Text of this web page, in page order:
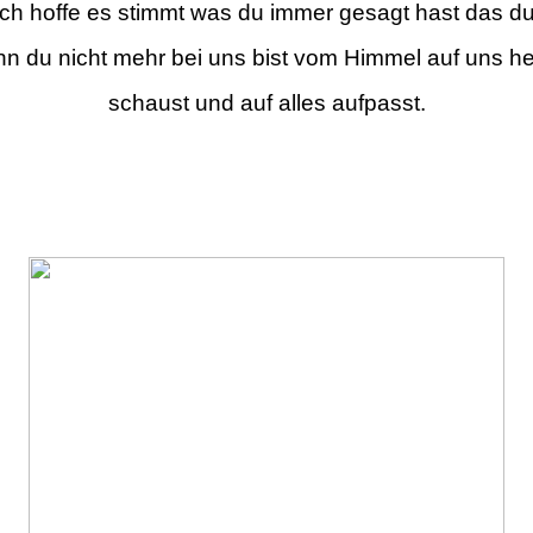
hoffe es stimmt was du immer gesagt hast das
du nicht mehr bei uns bist vom Himmel auf uns
schaust und auf alles aufpasst.